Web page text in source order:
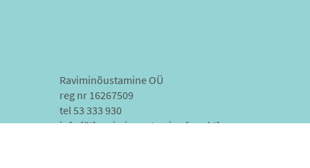
Raviminõustamine OÜ
reg nr 16267509
tel 53 333 930
info [ät] raviminoustamine [punkt] ee